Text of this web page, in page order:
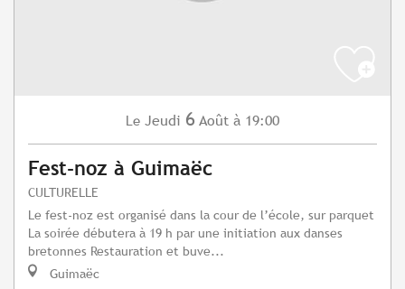
Le Jeudi 6 Août à 19:00
Fest-noz à Guimaëc
CULTURELLE
Le fest-noz est organisé dans la cour de l’école, sur parquet
La soirée débutera à 19 h par une initiation aux danses
bretonnes Restauration et buve...
Guimaëc